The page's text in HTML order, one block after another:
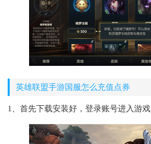
英雄联盟手游国服怎么充值点券
1、首先下载安装好，登录账号进入游戏